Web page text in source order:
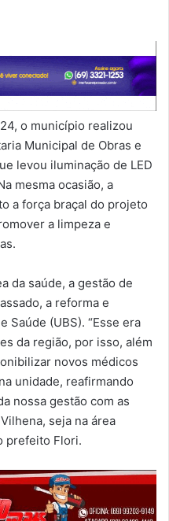
o município realizou
Municipal de Obras e
levou iluminação de LED
mesma ocasião, a
a força braçal do projeto
a limpeza e
da saúde, a gestão de
a reforma e
Saúde (UBS). “Esse era
da região, por isso, além
novos médicos
unidade, reafirmando
nossa gestão com as
seja na área
prefeito Flori.